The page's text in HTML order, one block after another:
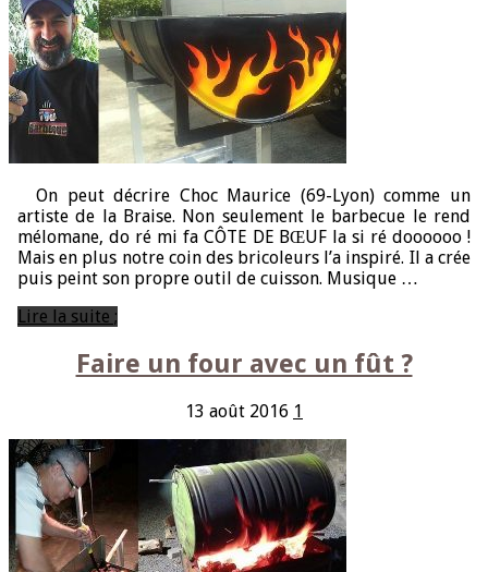
On peut décrire Choc Maurice (69-Lyon) comme un
artiste de la Braise. Non seulement le barbecue le rend
mélomane, do ré mi fa CÔTE DE BŒUF la si ré doooooo !
Mais en plus notre coin des bricoleurs l’a inspiré. Il a crée
puis peint son propre outil de cuisson. Musique …
Lire la suite ;
Faire un four avec un fût ?
13 août 2016 1